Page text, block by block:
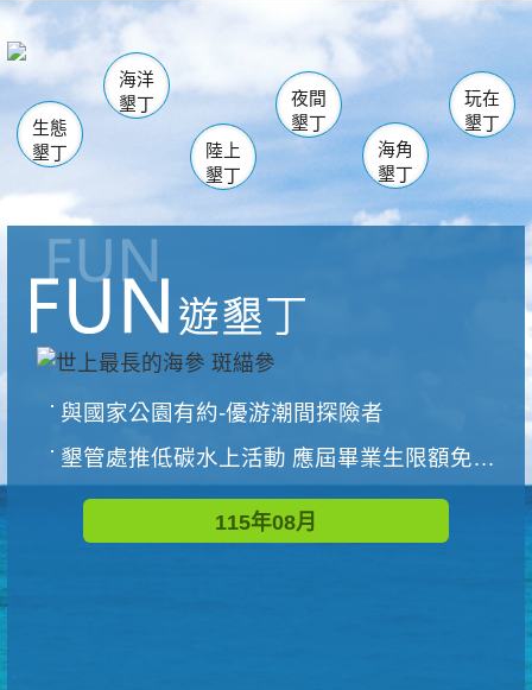
南仁湖
海生館
恆春 佳樂水
龍鑾潭自然中心 森林遊樂區
瓊麻館
關山 墾管處遊客中心
社頂公園 風吹沙
船帆石
白砂 龍磐公園
香蕉灣
砂島
鵝鑾鼻
生態
墾丁
海洋
墾丁
陸上
墾丁
夜間
墾丁
海角
墾丁
玩在
墾丁
與國家公園有約-優游潮間探險者
墾管處推低碳水上活動 應屆畢業生限額免費參加
115年08月